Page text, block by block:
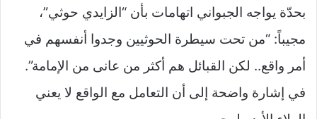
بحدّة يواجه الجبواني اتهامات بأن “الزايدي حوثي”،
مجيباً: “من تحت سيطرة الحوثيين وجدوا أنفسهم في
أمر واقع.. لكن القبائل هم أكثر من عانى من الإمامة”.
في إشارة واضحة إلى أن التعامل مع الواقع لا يعني